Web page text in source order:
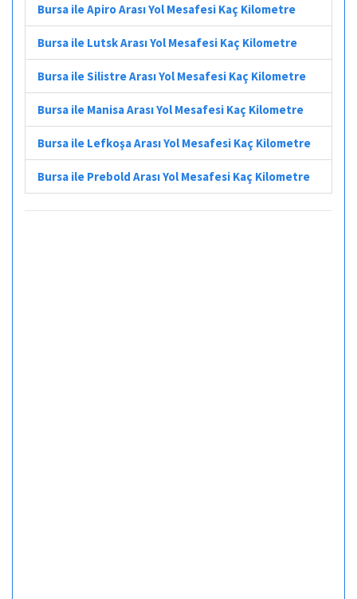
Bursa ile Apiro Arası Yol Mesafesi Kaç Kilometre
Bursa ile Lutsk Arası Yol Mesafesi Kaç Kilometre
Bursa ile Silistre Arası Yol Mesafesi Kaç Kilometre
Bursa ile Manisa Arası Yol Mesafesi Kaç Kilometre
Bursa ile Lefkoşa Arası Yol Mesafesi Kaç Kilometre
Bursa ile Prebold Arası Yol Mesafesi Kaç Kilometre